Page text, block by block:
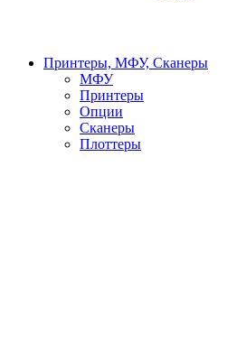
Принтеры, МФУ, Сканеры
МФУ
Принтеры
Опции
Сканеры
Плоттеры